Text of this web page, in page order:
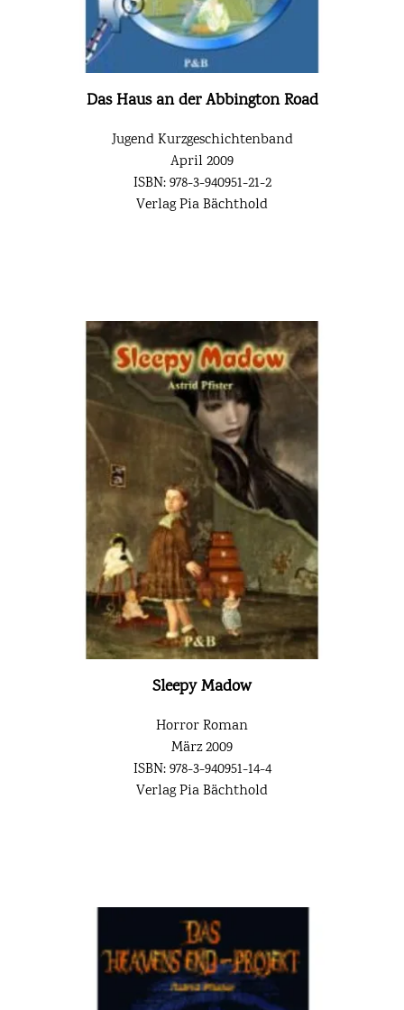
Das Haus an der Abbington Road
Jugend Kurzgeschichtenband
April 2009
ISBN: 978-3-940951-21-2
Verlag Pia Bächthold
Sleepy Madow
Horror Roman
März 2009
ISBN: 978-3-940951-14-4
Verlag Pia Bächthold